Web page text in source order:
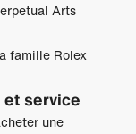
Arts
famille Rolex
et service
une